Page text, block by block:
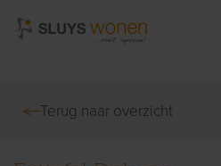
Terug naar overzicht